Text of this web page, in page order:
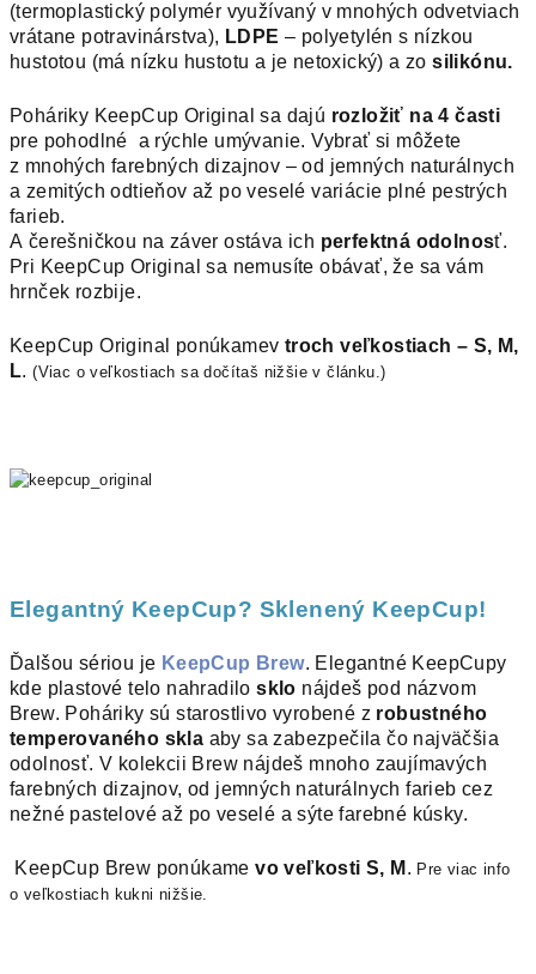
(termoplastický polymér využívaný v mnohých odvetviach
vrátane potravinárstva), LDPE – polyetylén s nízkou
hustotou (má nízku hustotu a je netoxický) a zosilikónu.
Poháriky KeepCup Original sa dajú rozložiť na 4 časti
pre pohodlné a rýchle umývanie. Vybrať si môžete
z mnohých farebných dizajnov – od jemných naturálnych
a zemitých odtieňov až po veselé variácie plné pestrých
farieb.
A čerešničkou na záver ostáva ich perfektná odolnosť.
Pri KeepCup Original sa nemusíte obávať, že sa vám
hrnček rozbije.
KeepCup Original ponúkamev troch veľkostiach – S, M,
L.(Viac o veľkostiach sa dočítaš nižšie v článku.)
Elegantný KeepCup? Sklenený KeepCup!
Ďalšou sériou je KeepCup Brew. Elegantné KeepCupy
kde plastové telo nahradilosklo nájdeš pod názvom
Brew. Poháriky sú starostlivo vyrobené z robustného
temperovaného skla aby sa zabezpečila čo najväčšia
odolnosť. V kolekcii Brew nájdeš mnoho zaujímavých
farebných dizajnov, od jemných naturálnych farieb cez
nežné pastelové až po veselé a sýte farebné kúsky.
KeepCup Brew ponúkamevo veľkosti S, M . Pre viac info
o veľkostiach kukni nižšie.